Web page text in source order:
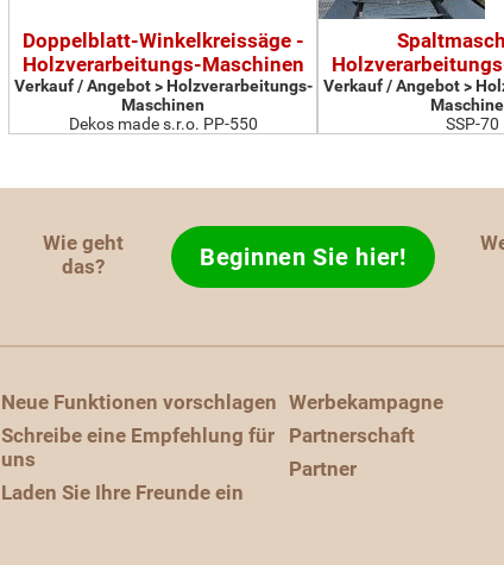
Doppelblatt-Winkelkreissäge -
Holzverarbeitungs-Maschinen
Verkauf / Angebot > Holzverarbeitungs-
Maschinen
Dekos made s.r.o. PP-550
Verkauf / Angebot >
SSP-70
Wie geht
das?
Beginnen Sie hier!
Neue Funktionen vorschlagen
Schreibe eine Empfehlung für
uns
Laden Sie Ihre Freunde ein
Werbekampagne
Partnerschaft
Partner